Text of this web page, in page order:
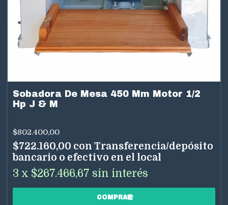
Sobadora De Mesa 450 Mm Motor 1/2
Hp J & M
$802.400,00
$722.160,00 con Transferencia/depósito
bancario o efectivo en el local
3 x $267.466,67 sin interés